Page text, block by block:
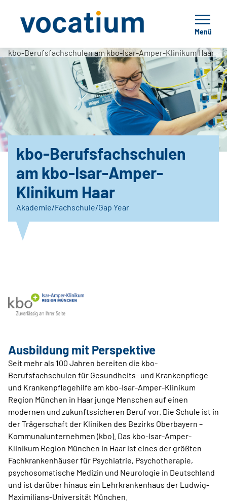
Menü
kbo-Berufsfachschulen am kbo-Isar-Amper-Klinikum Haar
kbo-Berufsfachschulen
am kbo-Isar-Amper-
Klinikum Haar
Akademie/Fachschule/Gap Year
Ausbildung mit Perspektive
Seit mehr als 100 Jahren bereiten die kbo-
Berufsfachschulen für Gesundheits- und Krankenpflege
und Krankenpflegehilfe am kbo-Isar-Amper-Klinikum
Region München in Haar junge Menschen auf einen
modernen und zukunftssicheren Beruf vor. Die Schule ist in
der Trägerschaft der Kliniken des Bezirks Oberbayern –
Kommunalunternehmen (kbo). Das kbo-Isar-Amper-
Klinikum Region München in Haar ist eines der größten
Fachkrankenhäuser für Psychiatrie, Psychotherapie,
psychosomatische Medizin und Neurologie in Deutschland
und ist darüber hinaus ein Lehrkrankenhaus der Ludwig-
Maximilians-Universität München.